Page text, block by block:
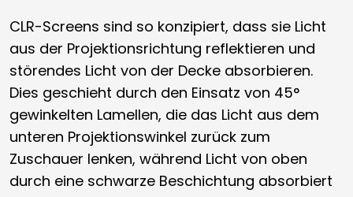
CLR-Screens sind so konzipiert, dass sie Licht
aus der Projektionsrichtung reflektieren und
störendes Licht von der Decke absorbieren.
Dies geschieht durch den Einsatz von 45°
gewinkelten Lamellen, die das Licht aus dem
unteren Projektionswinkel zurück zum
Zuschauer lenken, während Licht von oben
durch eine schwarze Beschichtung absorbiert